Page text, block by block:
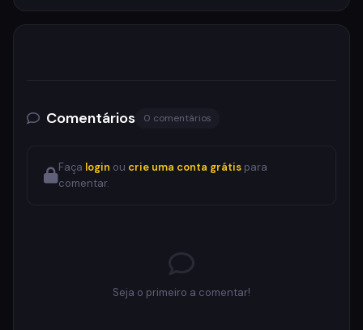
Comentários 0 comentários
Faça login ou crie uma conta grátis para
comentar.
Seja o primeiro a comentar!